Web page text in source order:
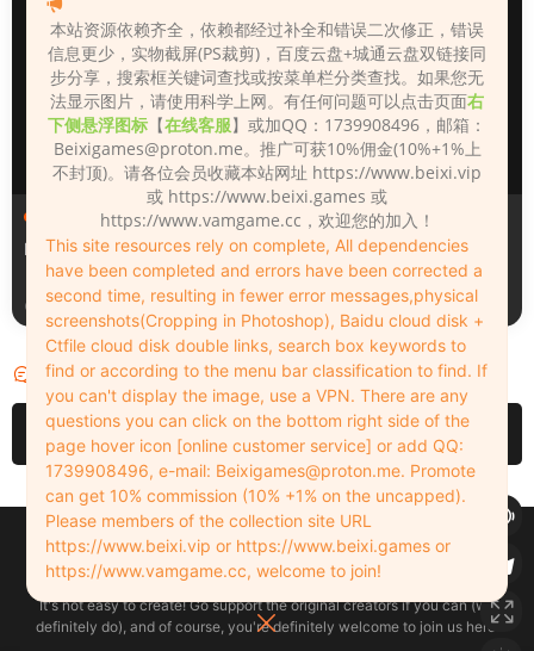
人物（Looks）
Monica_2_2_2
1天前
人物（Looks）
Lizhen2025
2天前
评论 0
请先登录
Copyleft © 2022-2026 beixi.vip - All Rights Freedom！
创作不易！有能力的同学可以去支持一下原创作者（我们绝对支持），当然
了，您加入这里我们也绝对欢迎！
It's not easy to create! Go support the original creators if you can (we
definitely do), and of course, you're definitely welcome to join us here!
本站资源依赖齐全，依赖都经过补全和错误二次修正，错误
信息更少，实物截屏(PS裁剪)，百度云盘+城通云盘双链接同
步分享，搜索框关键词查找或按菜单栏分类查找。如果您无
法显示图片，请使用科学上网。有任何问题可以点击页面右
下侧悬浮图标 【在线客服】或加QQ：1739908496，邮箱：
Beixigames@proton.me。推广可获10%佣金(10%+1%上
不封顶)。请各位会员收藏本站网址 https://www.beixi.vip
或 https://www.beixi.games 或
https://www.vamgame.cc，欢迎您的加入！
This site resources rely on complete, All dependencies
have been completed and errors have been corrected a
second time, resulting in fewer error messages,physical
screenshots(Cropping in Photoshop), Baidu cloud disk +
Ctfile cloud disk double links, search box keywords to
find or according to the menu bar classification to find. If
you can't display the image, use a VPN. There are any
questions you can click on the bottom right side of the
page hover icon [online customer service] or add QQ:
1739908496, e-mail: Beixigames@proton.me. Promote
can get 10% commission (10% +1% on the uncapped).
Please members of the collection site URL
https://www.beixi.vip or https://www.beixi.games or
https://www.vamgame.cc, welcome to join!